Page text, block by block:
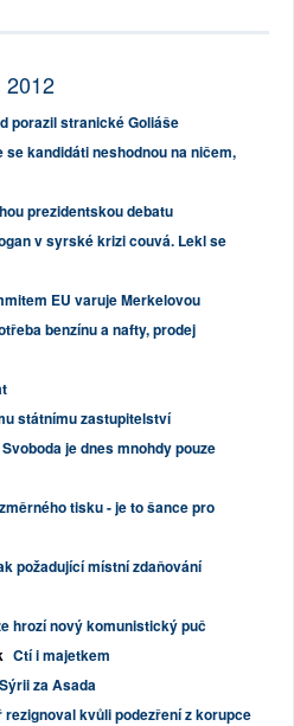
2012
porazil stranické Goliáše
se kandidáti neshodnou na ničem,
prezidentskou debatu
v syrské krizi couvá. Lekl se
EU varuje Merkelovou
benzínu a nafty, prodej
státnímu zastupitelství
Svoboda je dnes mnohdy pouze
tisku - je to šance pro
požadující místní zdaňování
hrozí nový komunistický puč
Ctí i majetkem
za Asada
kvůli podezření z korupce